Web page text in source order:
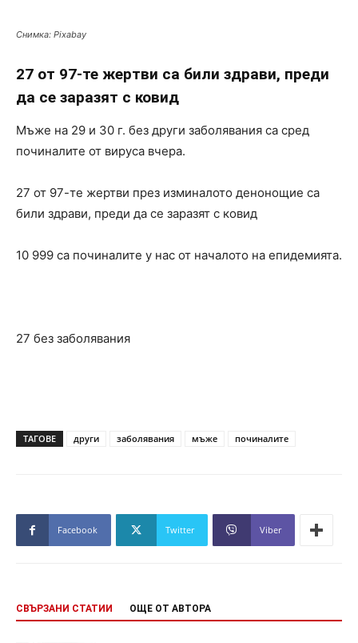
Снимка: Pixabay
27 от 97-те жертви са били здрави, преди
да се заразят с ковид
Мъже на 29 и 30 г. без други заболявания са сред
починалите от вируса вчера.
27 от 97-те жертви през изминалото денонощие са
били здрави, преди да се заразят с ковид
10 999 са починалите у нас от началото на епидемията.
27 без заболявания
ТАГОВЕ други заболявания мъже починалите
Facebook Twitter Viber
СВЪРЗАНИ СТАТИИ ОЩЕ ОТ АВТОРА